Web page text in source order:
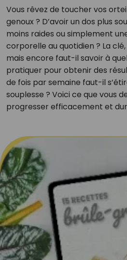
Vous rêvez de toucher vos
genoux ? D’avoir un dos plus
moins raides ou simplement
corporelle au quotidien ? La
mais encore faut-il savoir à
pratiquer pour obtenir des
de fois par semaine faut-il
souplesse ? Voici ce que vous
progresser efficacement et